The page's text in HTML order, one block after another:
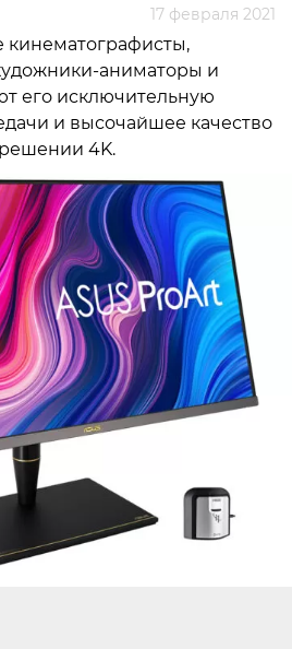
17 февраля 2021
аниматоры и
его исключительную
и высочайшее качество
4K.